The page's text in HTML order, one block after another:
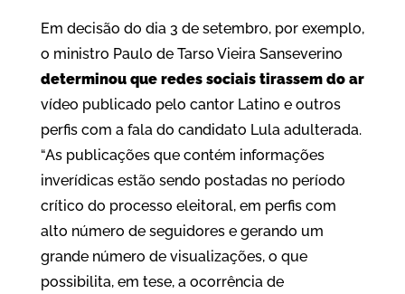
Em decisão do dia 3 de setembro, por exemplo,
o ministro Paulo de Tarso Vieira Sanseverino
determinou que redes sociais tirassem do ar
vídeo publicado pelo cantor Latino e outros
perfis com a fala do candidato Lula adulterada.
“As publicações que contém informações
inverídicas estão sendo postadas no período
crítico do processo eleitoral, em perfis com
alto número de seguidores e gerando um
grande número de visualizações, o que
possibilita, em tese, a ocorrência de